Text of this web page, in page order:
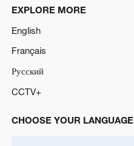
EXPLORE MORE
English
Français
Русский
CCTV+
CHOOSE YOUR LANGUAGE